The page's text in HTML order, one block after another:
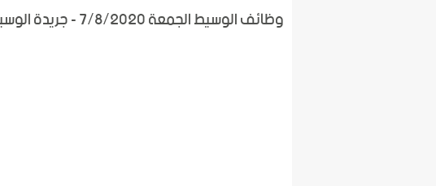
وظائف الوسيط الجمعة 7/8/2020 - جريدة الوسيط 7 اغسطس 2020 - PDF